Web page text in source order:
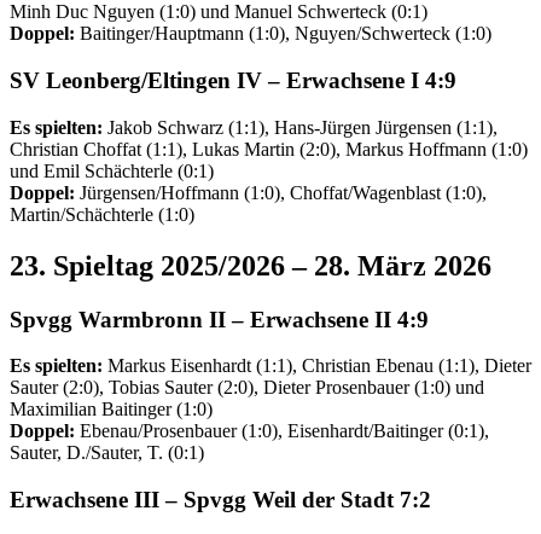
Minh Duc Nguyen (1:0) und Manuel Schwerteck (0:1)
Doppel: Baitinger/Hauptmann (1:0), Nguyen/Schwerteck (1:0)
SV Leonberg/Eltingen IV – Erwachsene I 4:9
Es spielten: Jakob Schwarz (1:1), Hans-Jürgen Jürgensen (1:1),
Christian Choffat (1:1), Lukas Martin (2:0), Markus Hoffmann (1:0)
und Emil Schächterle (0:1)
Doppel: Jürgensen/Hoffmann (1:0), Choffat/Wagenblast (1:0),
Martin/Schächterle (1:0)
23. Spieltag 2025/2026 – 28. März 2026
Spvgg Warmbronn II – Erwachsene II 4:9
Es spielten: Markus Eisenhardt (1:1), Christian Ebenau (1:1), Dieter
Sauter (2:0), Tobias Sauter (2:0), Dieter Prosenbauer (1:0) und
Maximilian Baitinger (1:0)
Doppel: Ebenau/Prosenbauer (1:0), Eisenhardt/Baitinger (0:1),
Sauter, D./Sauter, T. (0:1)
Erwachsene III– Spvgg Weil der Stadt 7:2